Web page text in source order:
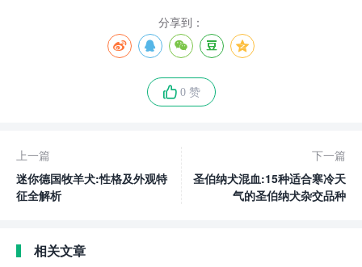
分享到：
0 赞
上一篇
迷你德国牧羊犬:性格及外观特
征全解析
下一篇
圣伯纳犬混血:15种适合寒冷天
气的圣伯纳犬杂交品种
相关文章